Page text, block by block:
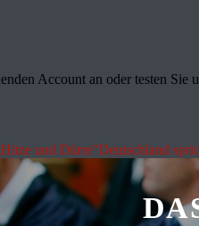
Account an oder testen
Hitze und Dürre"Deutschland